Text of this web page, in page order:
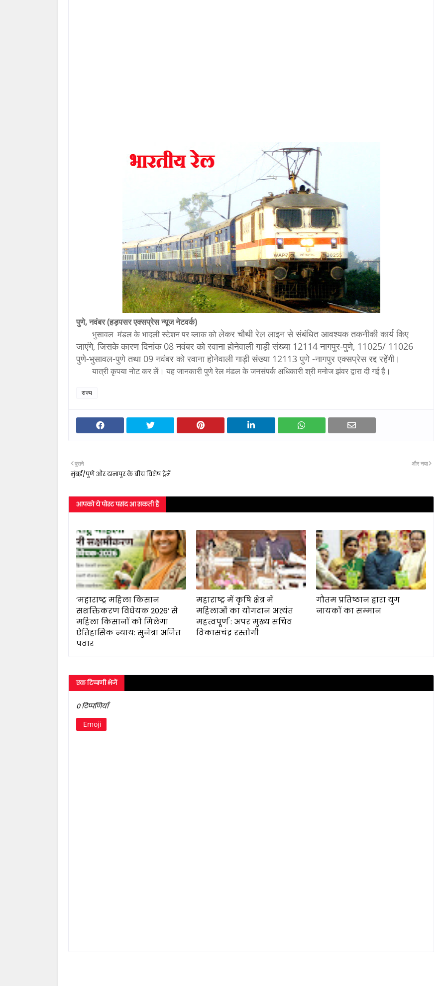
पुणे, नवंबर (हड़पसर एक्सप्रेस न्यूज नेटवर्क)
भुसावल मंडल के भादली स्टेशन पर ब्लाक कोलेकर चौथी रेल लाइन से संबंधित आवश्यक तकनीकी कार्य किए
जाएंगे, जिसके कारण दिनांक 08 नवंबर को रवाना होनेवाली गाड़ी संख्या 12114 नागपुर-पुणे, 11025/ 11026
पुणे-भुसावल-पुणे तथा 09 नवंबर को रवाना होनेवाली गाड़ी संख्या 12113 पुणे -नागपुर एक्सप्रेस रद्द रहेंगी।
यात्री कृपया नोट कर लें। यह जानकारी पुणे रेल मंडल के जनसंपर्क अधिकारी श्री मनोज झंवर द्वारा दी गई है।
राज्य
और नया
पुराने
मुंबई/पुणे और दानापुर के बीच विशेष ट्रेनें
आपको ये पोस्ट पसंद आ सकती हैं
‘महाराष्ट्र महिला किसान
सशक्तिकरण विधेयक 2026’ से
महिला किसानों को मिलेगा
ऐतिहासिक न्याय: सुनेत्रा अजित
पवार
महाराष्ट्र में कृषि क्षेत्र में
महिलाओं का योगदान अत्यंत
महत्वपूर्ण : अपर मुख्य सचिव
विकासचंद्र रस्तोगी
गौतम प्रतिष्ठान द्वारा युग
नायकों का सम्मान
एक टिप्पणी भेजें
0 टिप्पणियाँ
Emoji